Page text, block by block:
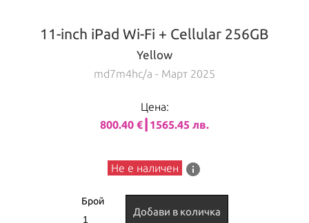
11-inch iPad Wi-Fi + Cellular 256GB
Yellow
md7m4hc/a - Март 2025
Цена:
800.40 €┃1565.45 лв.
Не е наличен info
Брой
Добави в количка